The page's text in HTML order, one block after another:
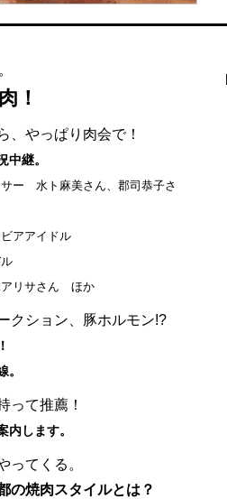
！
、やっぱり肉会で！
継。
サー 水ト麻美さん、郡司恭子さ
アアイドル
アリサさん ほか
クション、豚ホルモン!?
って推薦！
内します。
ってくる。
の焼肉スタイルとは？